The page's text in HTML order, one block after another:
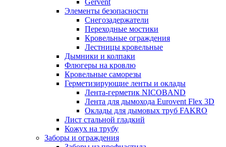
Gervent
Элементы безопасности
Снегозадержатели
Переходные мостики
Кровельные ограждения
Лестницы кровельные
Дымники и колпаки
Флюгеры на кровлю
Кровельные саморезы
Герметизирующие ленты и оклады
Лента-герметик NICOBAND
Лента для дымохода Eurovent Flex 3D
Оклады для дымовых труб FAKRO
Лист стальной гладкий
Кожух на трубу
Заборы и ограждения